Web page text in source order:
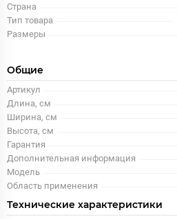
Страна
Тип товара
Размеры
Общие
Артикул
Длина, см
Ширина, см
Высота, см
Гарантия
Дополнительная информация
Модель
Область применения
Технические характеристики